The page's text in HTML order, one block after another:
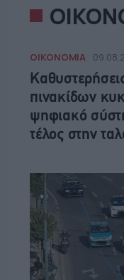
ΟΙΚΟΝΟΜΙΑ
πινακίδων
ψηφιακό
τέλος στην